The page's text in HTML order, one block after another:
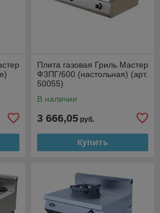
Плита газовая Гриль Мастер
Ф3ПГ/600 (настольная) (арт.
50055)
В наличии
3 666,05 руб.
Купить